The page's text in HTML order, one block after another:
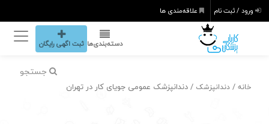
ورود / ثبت نام علاقه‌مندی ها
دسته‌بندی‌ها ثبت اگهی رایگان
جستجو
خانه /دندانپزشک / دندانپزشک عمومی جویای کار در تهران